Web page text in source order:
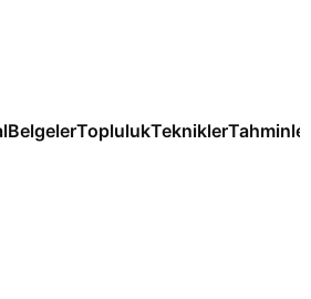
BelgelerToplulukTekniklerTahminler